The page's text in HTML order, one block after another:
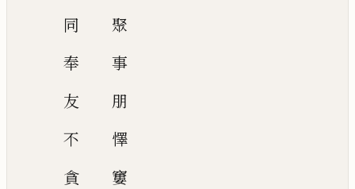
同
聚
奉
事
友
朋
不
懌
貪
窶